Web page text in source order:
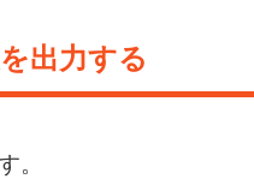
出力する
。